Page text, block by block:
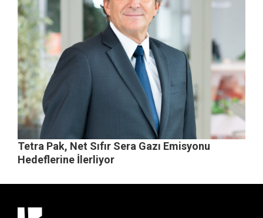
Tetra Pak, Net Sıfır Sera Gazı Emisyonu
Hedeflerine İlerliyor